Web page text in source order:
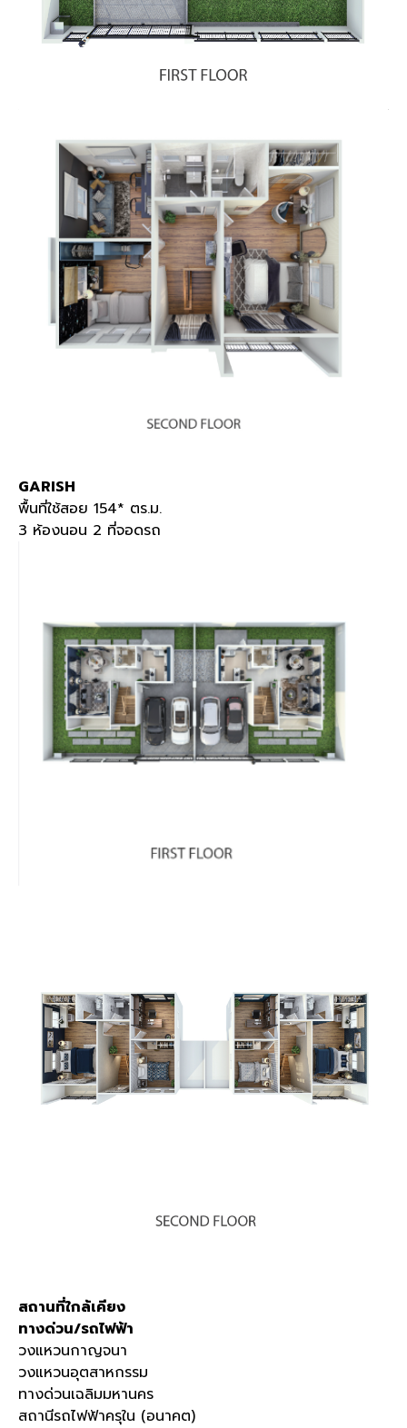
GARISH
พื้นที่ใช้สอย 154* ตร.ม.
3 ห้องนอน 2 ที่จอดรถ
สถานที่ใกล้เคียง
ทางด่วน/รถไฟฟ้า
วงแหวนกาญจนา
วงแหวนอุตสาหกรรม
ทางด่วนเฉลิมมหานคร
สถานีรถไฟฟ้าครุใน (อนาคต)